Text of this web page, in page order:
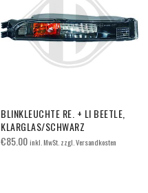
BLINKLEUCHTE RE. + LI BEETLE,
KLARGLAS/SCHWARZ
€85.00inkl. MwSt. zzgl. Versandkosten